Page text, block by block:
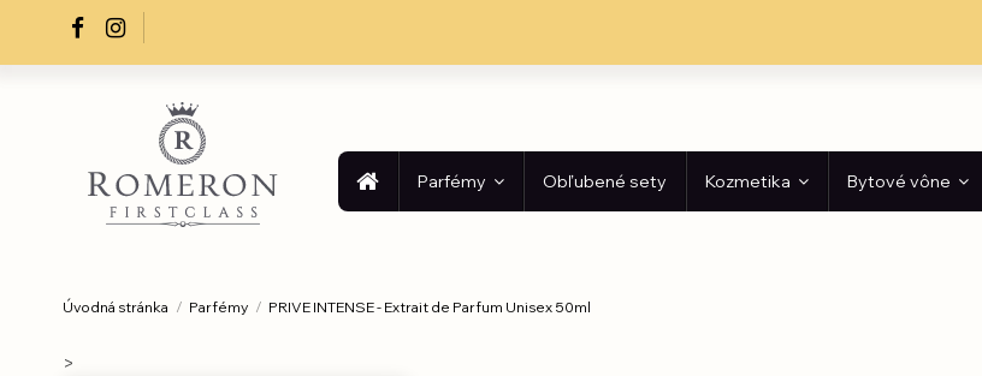
Parfémy Obľubené sety Kozmetika Bytové vône
Úvodná stránka Parfémy PRIVE INTENSE - Extrait de Parfum Unisex 50ml
>